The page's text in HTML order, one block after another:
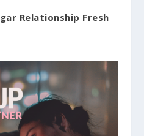
Relationship Fresh